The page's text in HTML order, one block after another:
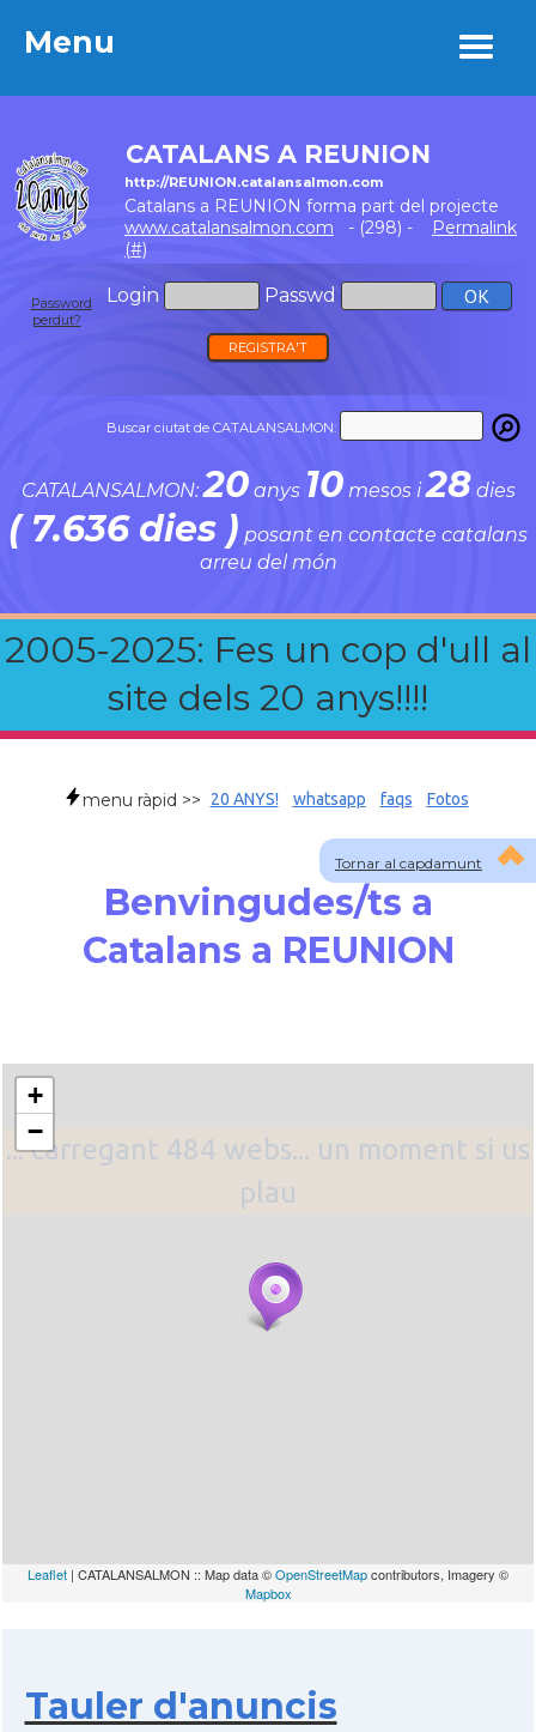
Menu
CATALANS A REUNION
http://REUNION.catalansalmon.com
Catalans a REUNION forma part del projecte
www.catalansalmon.com - (298) -
Permalink
(#)
Login Passwd
Password
perdut?
REGISTRA'T
Buscar ciutat de CATALANSALMON:
CATALANSALMON:20anys 10mesos i28 dies
( 7.636 dies ) posant en contacte catalans
arreu del món
2005-2025: Fes un cop d'ull al
site dels 20 anys!!!!
Menu
Tornar al capdamunt
menu ràpid >> 20 ANYS! whatsapp faqs Fotos
Benvingudes/ts a
Catalans a REUNION
... carregant 484 webs... un moment si us
plau
+
−
Leaflet | CATALANSALMON :: Map data ©OpenStreetMapcontributors, Imagery ©
Mapbox
Tauler d'anuncis